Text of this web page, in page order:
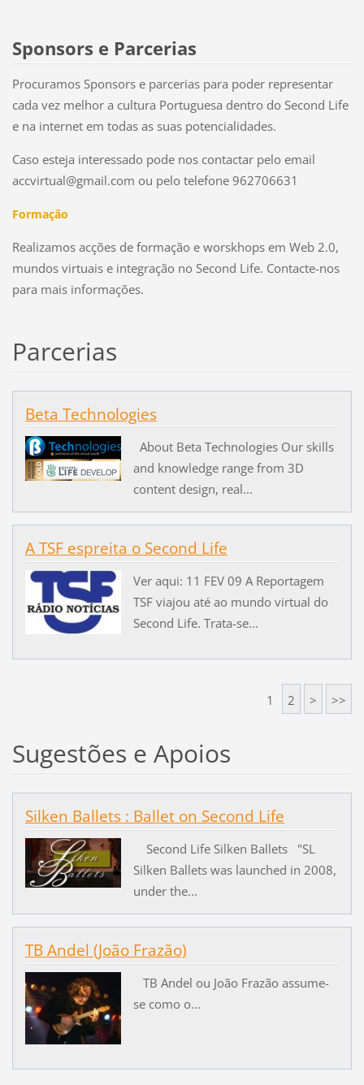
Sponsors e Parcerias
Procuramos Sponsors e parcerias para poder representar
cada vez melhor a cultura Portuguesa dentro do Second Life
e na internet em todas as suas potencialidades.
Caso esteja interessado pode nos contactar pelo email
accvirtual@gmail.com ou pelo telefone 962706631
Formação
Realizamos acções de formação e worskhops em Web 2.0,
mundos virtuais e integração no Second Life. Contacte-nos
para mais informações.
Parcerias
Beta Technologies
About Beta Technologies Our skills
and knowledge range from 3D
content design, real...
A TSF espreita o Second Life
Ver aqui: 11 FEV 09 A Reportagem
TSF viajou até ao mundo virtual do
Second Life. Trata-se...
1 2 > >>
Sugestões e Apoios
Silken Ballets : Ballet on Second Life
Second Life Silken Ballets "SL
Silken Ballets was launched in 2008,
under the...
TB Andel (João Frazão)
TB Andel ou João Frazão assume-
se como o...